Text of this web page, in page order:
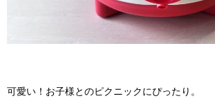
可愛い！お子様とのピクニックにぴったり。